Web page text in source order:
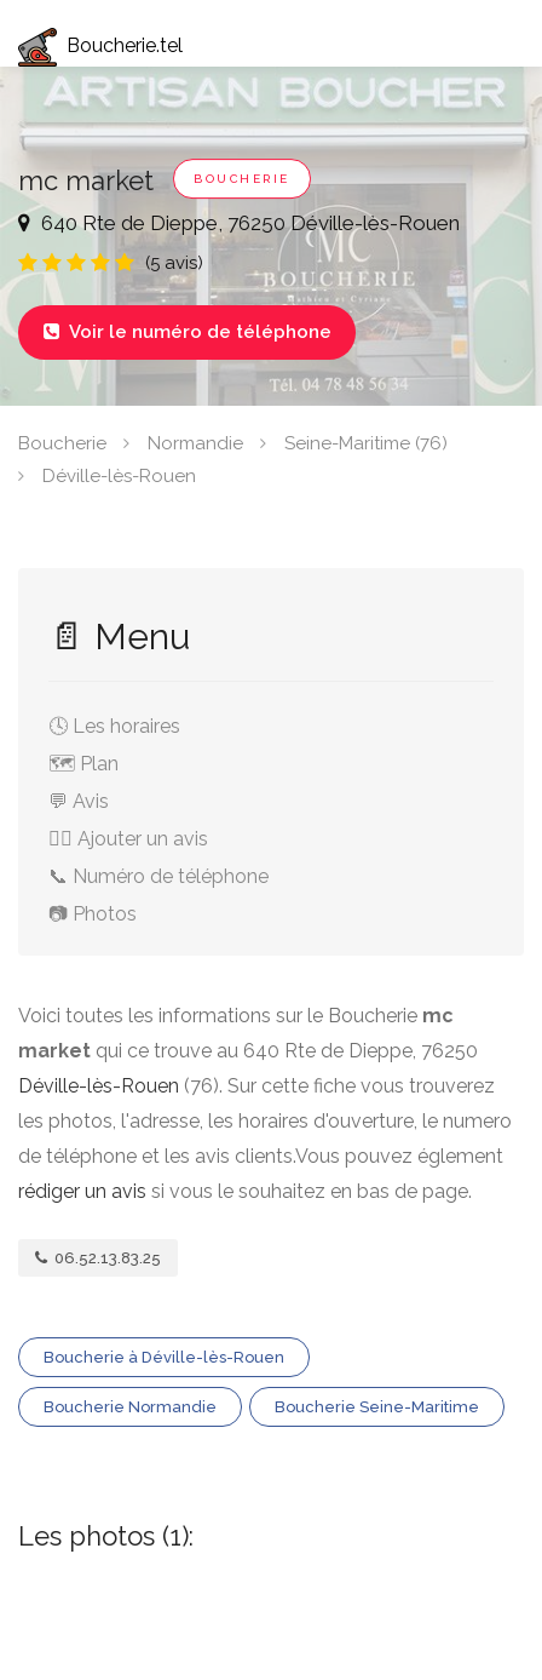
Boucherie.tel
mc market BOUCHERIE
640 Rte de Dieppe, 76250 Déville-lès-Rouen
(5 avis)
 Voir le numéro de téléphone
Boucherie Normandie
Seine-Maritime (76)
Déville-lès-Rouen
📄 Menu
🕓 Les horaires
🗺️ Plan
💬 Avis
✍🏻 Ajouter un avis
📞 Numéro de téléphone
📷 Photos
Voici toutes les informations sur le Boucherie mc
market qui ce trouve au 640 Rte de Dieppe, 76250
Déville-lès-Rouen (76). Sur cette fiche vous trouverez
les photos, l'adresse, les horaires d'ouverture, le numero
de téléphone et les avis clients.Vous pouvez églement
rédiger un avis si vous le souhaitez en bas de page.
06.52.13.83.25
Boucherie à Déville-lès-Rouen
Boucherie Normandie Boucherie Seine-Maritime
Les photos (1):